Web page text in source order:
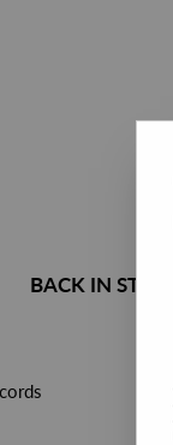
BACK IN STOCK